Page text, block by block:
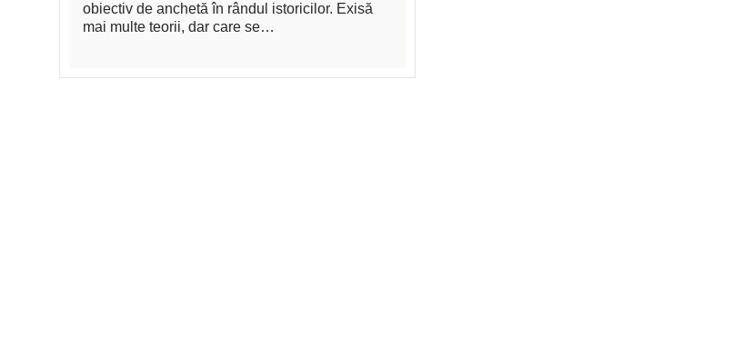
obiectiv de anchetă în rândul istoricilor. Exisă
mai multe teorii, dar care se…